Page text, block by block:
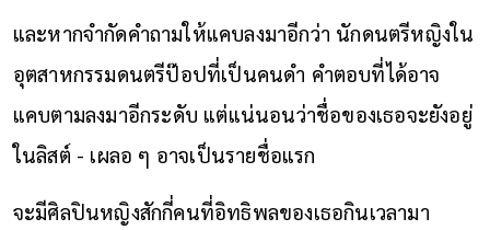
และหากจำกัดคำถามให้แคบลงมาอีกว่า นักดนตรีหญิงใน
อุตสาหกรรมดนตรีป๊อปที่เป็นคนดำ คำตอบที่ได้อาจ
แคบตามลงมาอีกระดับ แต่แน่นอนว่าชื่อของเธอจะยังอยู่
ในลิสต์ - เผลอ ๆ อาจเป็นรายชื่อแรก
จะมีศิลปินหญิงสักกี่คนที่อิทธิพลของเธอกินเวลามา